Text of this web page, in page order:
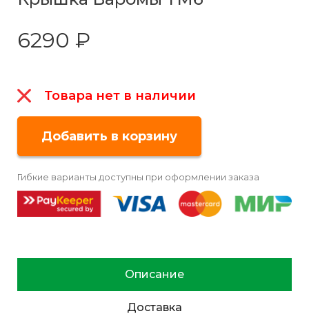
6290 ₽
Товара нет в наличии
Гибкие варианты доступны при оформлении заказа
Описание
Доставка